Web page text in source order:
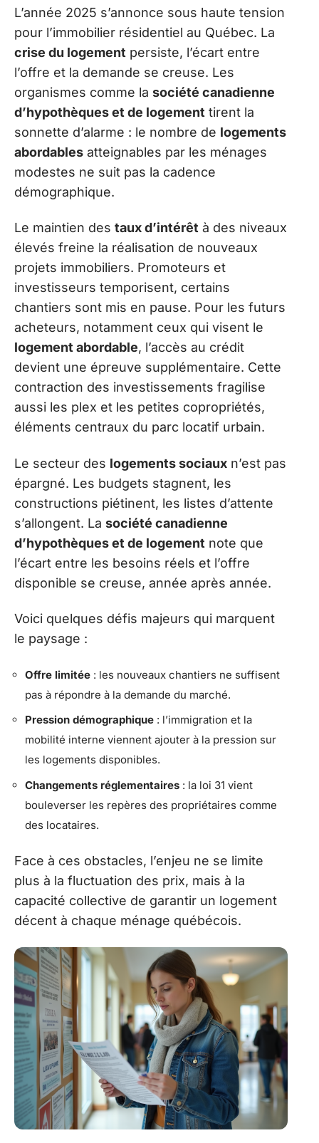
L’année 2025 s’annonce sous haute tension
pour l’immobilier résidentiel au Québec. La
crise du logement persiste, l’écart entre
l’offre et la demande se creuse. Les
organismes comme la société canadienne
d’hypothèques et de logement tirent la
sonnette d’alarme : le nombre de logements
abordables atteignables par les ménages
modestes ne suit pas la cadence
démographique.
Le maintien des taux d’intérêt à des niveaux
élevés freine la réalisation de nouveaux
projets immobiliers. Promoteurs et
investisseurs temporisent, certains
chantiers sont mis en pause. Pour les futurs
acheteurs, notamment ceux qui visent le
logement abordable, l’accès au crédit
devient une épreuve supplémentaire. Cette
contraction des investissements fragilise
aussi les plex et les petites copropriétés,
éléments centraux du parc locatif urbain.
Le secteur des logements sociaux n’est pas
épargné. Les budgets stagnent, les
constructions piétinent, les listes d’attente
s’allongent. La société canadienne
d’hypothèques et de logement note que
l’écart entre les besoins réels et l’offre
disponible se creuse, année après année.
Voici quelques défis majeurs qui marquent
le paysage :
Offre limitée : les nouveaux chantiers ne suffisent
pas à répondre à la demande du marché.
Pression démographique : l’immigration et la
mobilité interne viennent ajouter à la pression sur
les logements disponibles.
Changements réglementaires : la loi 31 vient
bouleverser les repères des propriétaires comme
des locataires.
Face à ces obstacles, l’enjeu ne se limite
plus à la fluctuation des prix, mais à la
capacité collective de garantir un logement
décent à chaque ménage québécois.